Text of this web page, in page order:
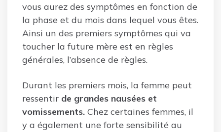
vous aurez des symptômes en fonction de
la phase et du mois dans lequel vous êtes.
Ainsi un des premiers symptômes qui va
toucher la future mère est en règles
générales, l’absence de règles.
Durant les premiers mois, la femme peut
ressentir de grandes nausées et
vomissements. Chez certaines femmes, il
y a également une forte sensibilité au